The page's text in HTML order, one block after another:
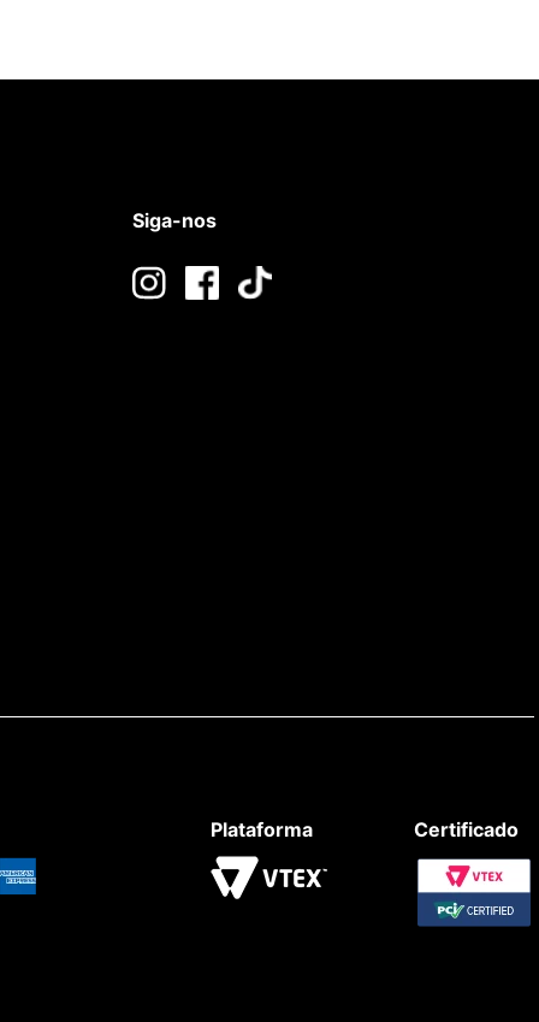
Siga-nos
Plataforma Certificado